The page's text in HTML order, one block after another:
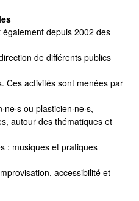
depuis 2002 des
de différents publics
Ces activités sont menées par
ou plasticien·ne·s,
autour des thématiques et
: musiques et pratiques
accessibilité et